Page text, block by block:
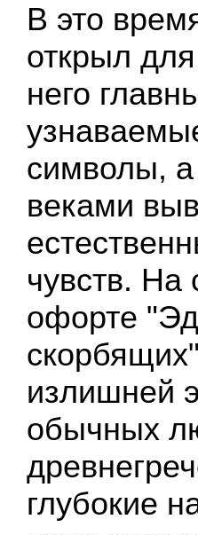
В это
открыл
него
символы,
веками
чувств. На
офорте
излишней
обычных
глубокие